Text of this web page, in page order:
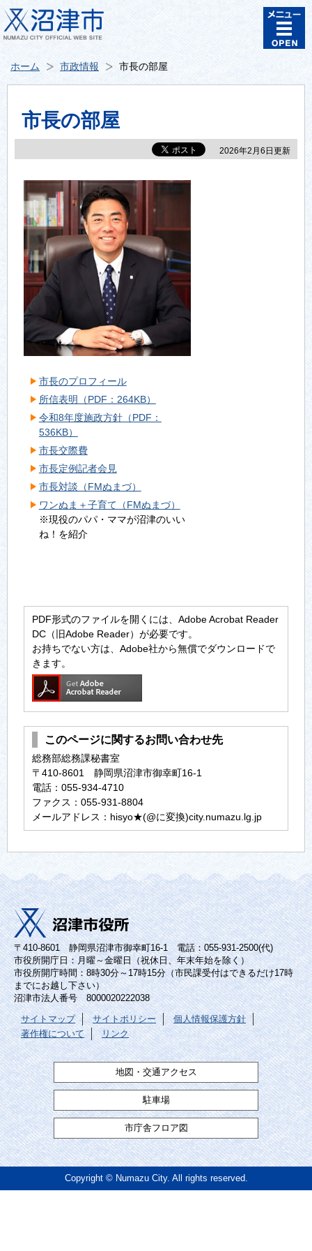
ホーム 市政情報 市長の部屋
市長の部屋
2026年2月6日更新
市長のプロフィール
所信表明（PDF：264KB）
令和8年度施政方針（PDF：
536KB）
市長交際費
市長定例記者会見
市長対談（FMぬまづ）
ワンぬま＋子育て（FMぬまづ）
※現役のパパ・ママが沼津のいい
ね！を紹介
PDF形式のファイルを開くには、Adobe Acrobat Reader
DC（旧Adobe Reader）が必要です。
お持ちでない方は、Adobe社から無償でダウンロードで
きます。
このページに関するお問い合わせ先
総務部総務課秘書室
〒410-8601 静岡県沼津市御幸町16-1
電話：055-934-4710
ファクス：055-931-8804
メールアドレス：hisyo★(@に変換)city.numazu.lg.jp
〒410-8601 静岡県沼津市御幸町16-1 電話：055-931-2500(代)
市役所開庁日：月曜～金曜日（祝休日、年末年始を除く）
市役所開庁時間：8時30分～17時15分（市民課受付はできるだけ17時
までにお越し下さい）
沼津市法人番号 8000020222038
サイトマップ サイトポリシー
個人情報保護方針
著作権について
リンク
地図・交通アクセス
駐車場
市庁舎フロア図
Copyright © Numazu City. All rights reserved.